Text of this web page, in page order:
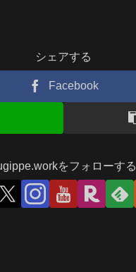
シェアする
Facebook
をフォローする